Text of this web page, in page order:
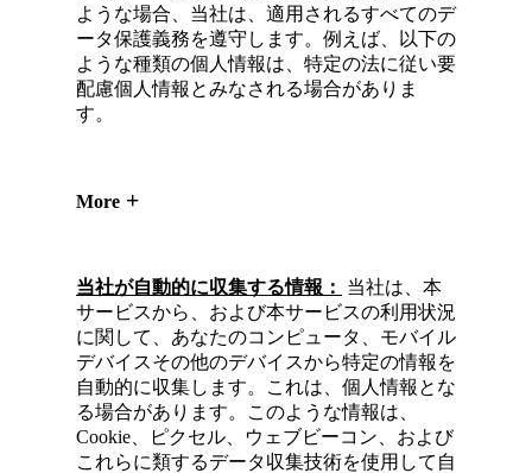
ような場合、当社は、適用されるすべてのデ
ータ保護義務を遵守します。例えば、以下の
ような種類の個人情報は、特定の法に従い要
配慮個人情報とみなされる場合がありま
す。
More
当社が自動的に収集する情報：
当社は、本
サービスから、および本サービスの利用状況
に関して、あなたのコンピュータ、モバイル
デバイスその他のデバイスから特定の情報を
自動的に収集します。これは、個人情報とな
る場合があります。このような情報は、
Cookie、ピクセル、ウェブビーコン、および
これらに類するデータ収集技術を使用して自